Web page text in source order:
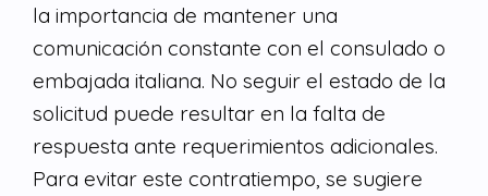
la importancia de mantener una
comunicación constante con el consulado o
embajada italiana. No seguir el estado de la
solicitud puede resultar en la falta de
respuesta ante requerimientos adicionales.
Para evitar este contratiempo, se sugiere